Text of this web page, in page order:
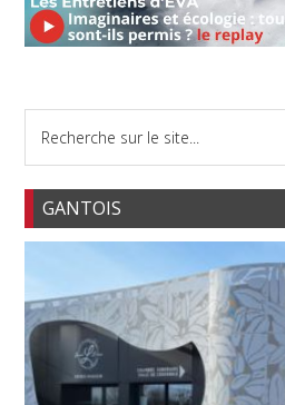
GANTOIS